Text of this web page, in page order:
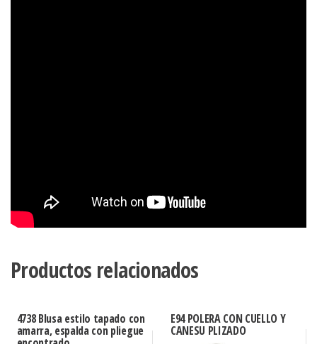
Productos relacionados
4738 Blusa estilo tapado con
amarra, espalda con pliegue
E94 POLERA CON CUELLO Y
CANESU PLIZADO